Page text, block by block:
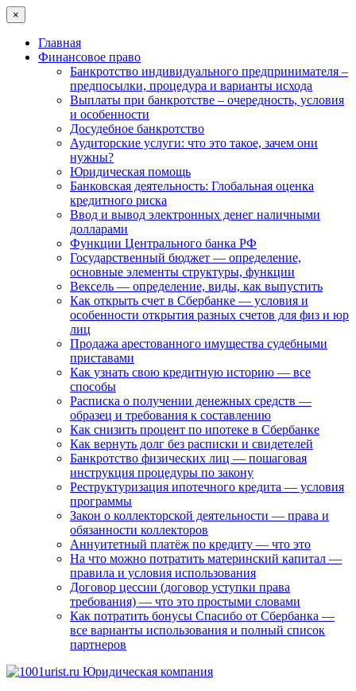
×
Главная
Финансовое право
Банкротство индивидуального предпринимателя –
предпосылки, процедура и варианты исхода
Выплаты при банкротстве – очередность, условия
и особенности
Досудебное банкротство
Аудиторские услуги: что это такое, зачем они
нужны?
Юридическая помощь
Банковская деятельность: Глобальная оценка
кредитного риска
Ввод и вывод электронных денег наличными
долларами
Функции Центрального банка РФ
Государственный бюджет — определение,
основные элементы структуры, функции
Вексель — определение, виды, как выпустить
Как открыть счет в Сбербанке — условия и
особенности открытия разных счетов для физ и юр
лиц
Продажа арестованного имущества судебными
приставами
Как узнать свою кредитную историю — все
способы
Расписка о получении денежных средств —
образец и требования к составлению
Как снизить процент по ипотеке в Сбербанке
Как вернуть долг без расписки и свидетелей
Банкротство физических лиц — пошаговая
инструкция процедуры по закону
Реструктуризация ипотечного кредита — условия
программы
Закон о коллекторской деятельности — права и
обязанности коллекторов
Аннуитетный платёж по кредиту — что это
На что можно потратить материнский капитал —
правила и условия использования
Договор цессии (договор уступки права
требования) — что это простыми словами
Как потратить бонусы Спасибо от Сбербанка —
все варианты использования и полный список
партнеров